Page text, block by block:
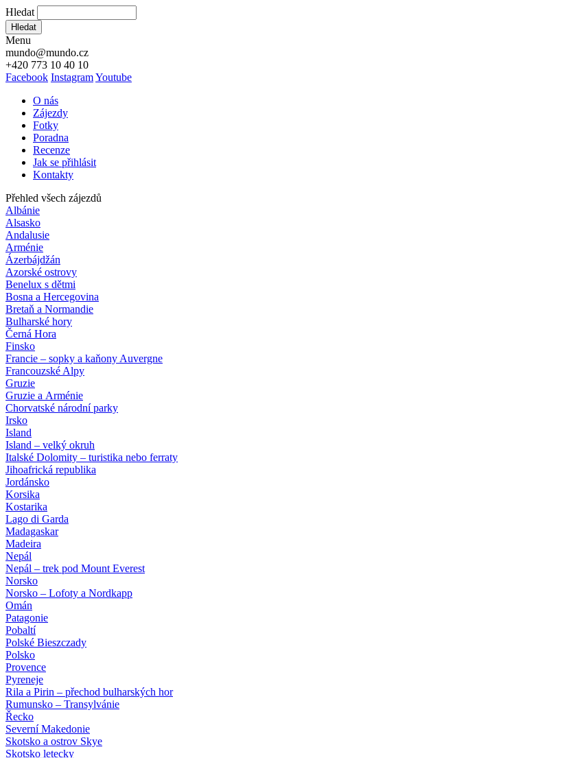
Hledat
Hledat
Menu
mundo@mundo.cz
+420 773 10 40 10
Facebook InstagramYoutube
O nás
Zájezdy
Fotky
Poradna
Recenze
Jak se přihlásit
Kontakty
Přehled všech zájezdů
Albánie
Alsasko
Andalusie
Arménie
Ázerbájdžán
Azorské ostrovy
Benelux s dětmi
Bosna a Hercegovina
Bretaň a Normandie
Bulharské hory
Černá Hora
Finsko
Francie – sopky a kaňony Auvergne
Francouzské Alpy
Gruzie
Gruzie a Arménie
Chorvatské národní parky
Irsko
Island
Island – velký okruh
Italské Dolomity – turistika nebo ferraty
Jihoafrická republika
Jordánsko
Korsika
Kostarika
Lago di Garda
Madagaskar
Madeira
Nepál
Nepál – trek pod Mount Everest
Norsko
Norsko – Lofoty a Nordkapp
Omán
Patagonie
Pobaltí
Polské Bieszczady
Polsko
Provence
Pyreneje
Rila a Pirin – přechod bulharských hor
Rumunsko – Transylvánie
Řecko
Severní Makedonie
Skotsko a ostrov Skye
Skotsko letecky